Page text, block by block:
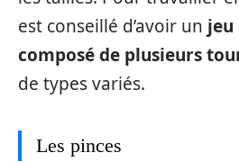
est conseillé d’avoir un jeu
composé de plusieurs
de types variés.
Les pinces